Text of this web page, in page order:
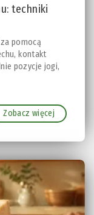
techniki
pomocą
kontakt
pozycje jogi,
Zobacz więcej